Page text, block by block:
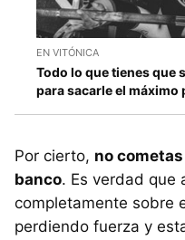
EN VITÓNICA
Todo lo que tienes que
para sacarle el máximo
Por cierto, no
banco. Es verdad que
completamente sobre
perdiendo fuerza y